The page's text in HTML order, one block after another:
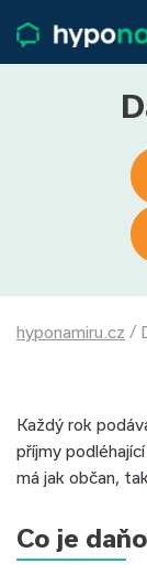
Životní
Pojištění
O nás
800 688
hyponamiru.cz /
Každý rok
příjmy
má jak občan, tak
Co je